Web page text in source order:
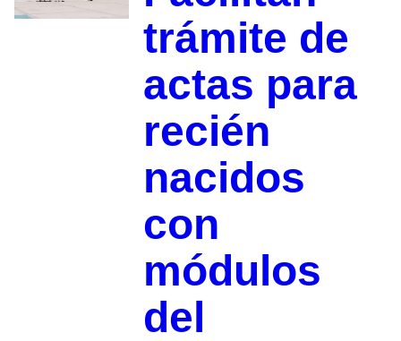
trámite de
actas para
recién
nacidos
con
módulos
del